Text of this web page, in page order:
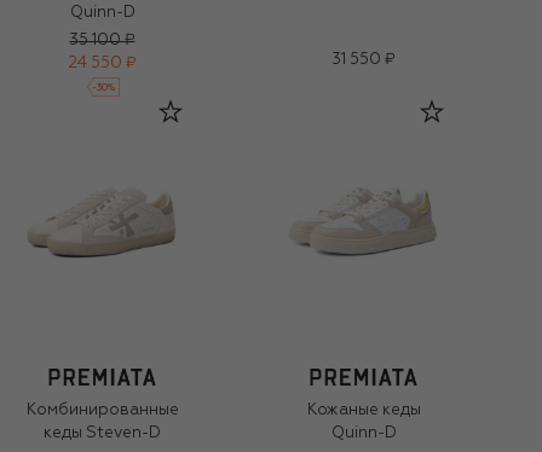
Quinn-D
35 100 ₽
24 550 ₽
-30%
31 550 ₽
Комбинированные
кеды Steven-D
Кожаные кеды
Quinn-D